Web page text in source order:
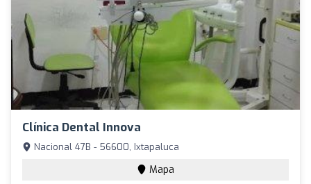
Clínica Dental Innova
Nacional 47B - 56600, Ixtapaluca
Mapa